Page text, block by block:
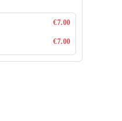
€7.00
€7.00